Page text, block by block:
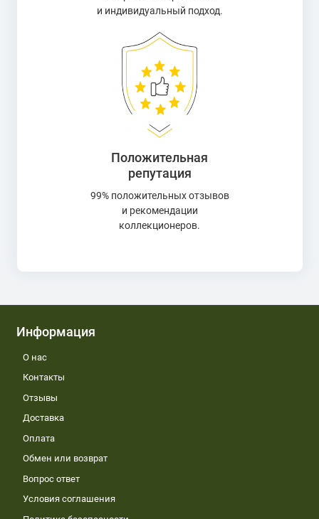
и индивидуальный подход.
Положительная
репутация
99% положительных отзывов
и рекомендации
коллекционеров.
Информация
О нас
Контакты
Отзывы
Доставка
Оплата
Обмен или возврат
Вопрос ответ
Условия соглашения